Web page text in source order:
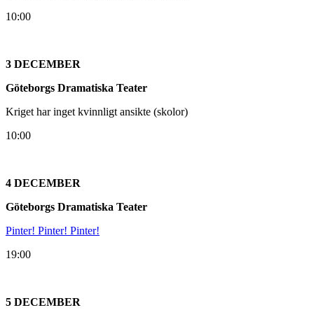
10:00
3 DECEMBER
Göteborgs Dramatiska Teater
Kriget har inget kvinnligt ansikte (skolor)
10:00
4 DECEMBER
Göteborgs Dramatiska Teater
Pinter! Pinter! Pinter!
19:00
5 DECEMBER